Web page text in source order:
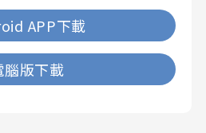
APP下載
腦版下載